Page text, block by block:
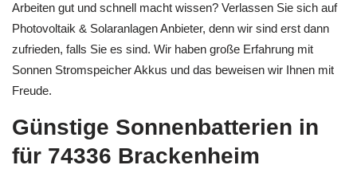
Arbeiten gut und schnell macht wissen? Verlassen Sie sich auf
Photovoltaik & Solaranlagen Anbieter, denn wir sind erst dann
zufrieden, falls Sie es sind. Wir haben große Erfahrung mit
Sonnen Stromspeicher Akkus und das beweisen wir Ihnen mit
Freude.
Günstige Sonnenbatterien in
für 74336 Brackenheim